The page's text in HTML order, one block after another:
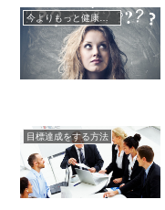
今よりもっと健康になる方法
目標達成をする方法